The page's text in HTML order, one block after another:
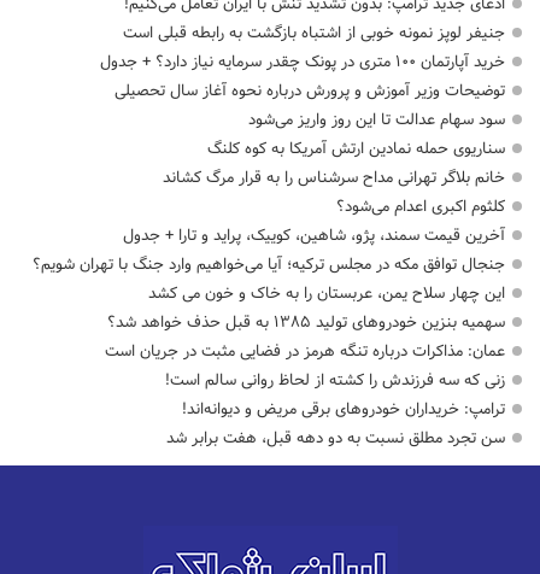
جنیفر لوپز نمونه خوبی از اشتباه بازگشت به رابطه قبلی است
خرید آپارتمان ۱۰۰ متری در پونک چقدر سرمایه نیاز دارد؟ + جدول
توضیحات وزیر آموزش و پرورش درباره نحوه آغاز سال تحصیلی
سود سهام عدالت تا این روز واریز می‌شود
سناریوی حمله نمادین ارتش آمریکا به کوه کلنگ
خانم بلاگر تهرانی مداح سرشناس را به قرار مرگ کشاند
کلثوم اکبری اعدام می‌شود؟
آخرین قیمت سمند، پژو، شاهین، کوییک، پراید و تارا + جدول
جنجال توافق مکه در مجلس ترکیه؛ آیا می‌خواهیم وارد جنگ با تهران شویم؟
این چهار سلاح یمن، عربستان را به خاک و خون می کشد
سهمیه بنزین خودروهای تولید ۱۳۸۵ به قبل حذف خواهد شد؟
عمان: مذاکرات درباره تنگه هرمز در فضایی مثبت در جریان است
زنی که سه فرزندش را کشته از لحاظ روانی سالم است!
ترامپ: خریداران خودروهای برقی مریض و دیوانه‌اند!
سن تجرد مطلق نسبت به دو دهه قبل، هفت برابر شد